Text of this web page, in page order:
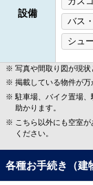
設備
バス
シュ
写真や間取り図が現状
掲載している物件が万
駐車場、バイク置場
助かります。
こちら以外にも空室
ください。
各種お手続き（建